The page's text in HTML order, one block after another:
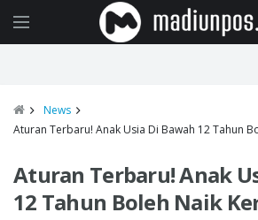
News
Aturan Terbaru! Anak Usia Di Bawah 12 Tahun
Aturan Terbaru! Anak
12 Tahun Boleh Naik